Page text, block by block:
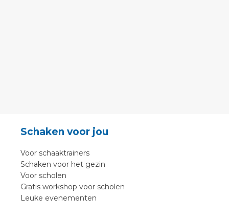
Schaken voor jou
Voor schaaktrainers
Schaken voor het gezin
Voor scholen
Gratis workshop voor scholen
Leuke evenementen